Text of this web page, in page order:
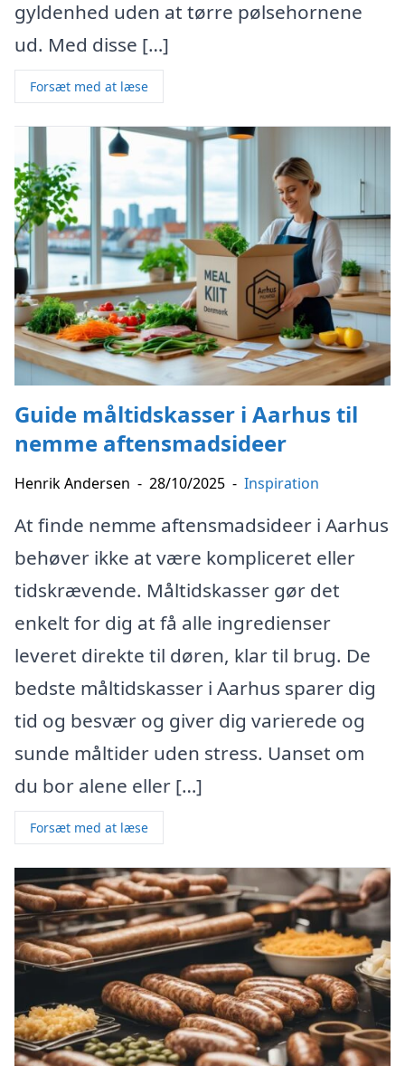
gyldenhed uden at tørre pølsehornene
ud. Med disse […]
Forsæt med at læse
Guide måltidskasser i Aarhus til
nemme aftensmadsideer
Henrik Andersen - 28/10/2025 - Inspiration
At finde nemme aftensmadsideer i Aarhus
behøver ikke at være kompliceret eller
tidskrævende. Måltidskasser gør det
enkelt for dig at få alle ingredienser
leveret direkte til døren, klar til brug. De
bedste måltidskasser i Aarhus sparer dig
tid og besvær og giver dig varierede og
sunde måltider uden stress. Uanset om
du bor alene eller […]
Forsæt med at læse